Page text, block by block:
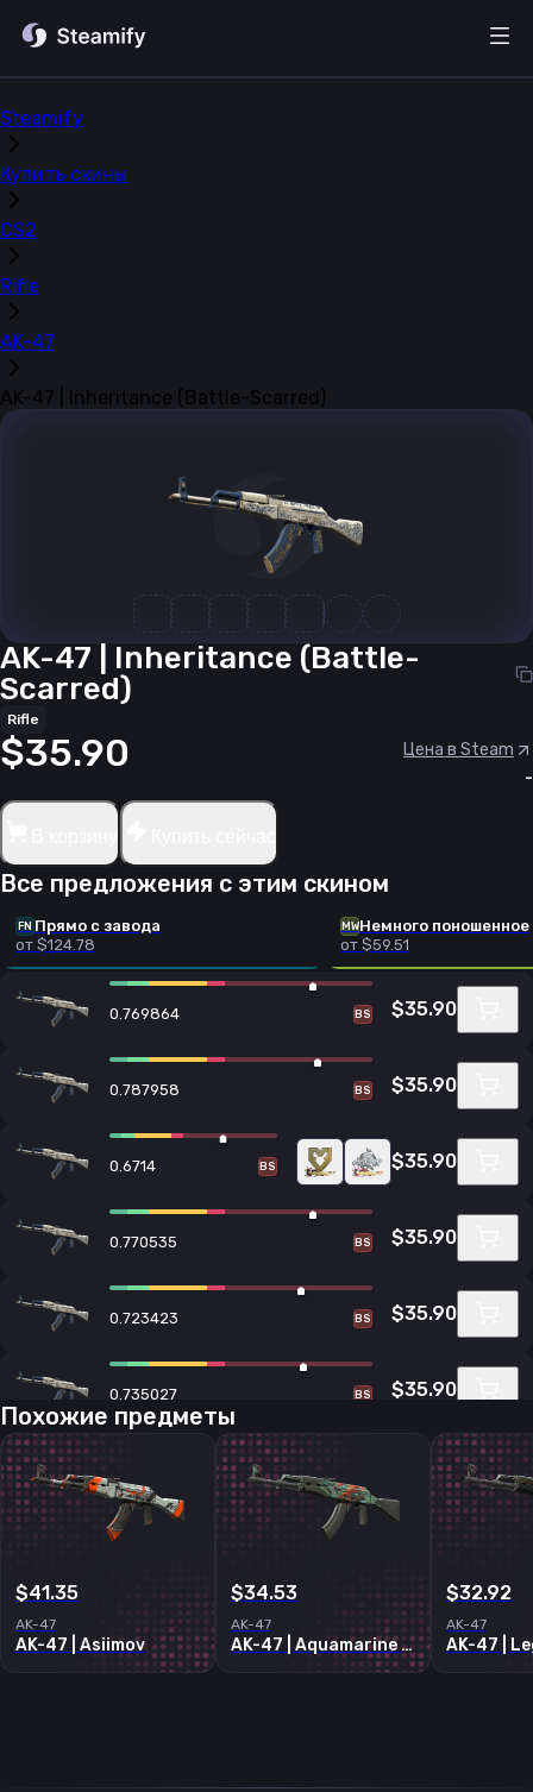
Steamify
Купить скины
CS2
Rifle
AK-47
AK-47 | Inheritance (Battle-Scarred)
AK-47 | Inheritance (Battle-
Scarred)
Rifle
$35.90
Цена в Steam
-
Все предложения с этим скином
FN Прямо с завода
от $124.78
MWНемного поношенное
от $59.51
0.769864 BS $35.90
0.787958 BS $35.90
0.6714 BS $35.90
0.770535 BS $35.90
0.723423 BS $35.90
0.735027 BS $35.90
$35.90
0.787452
Похожие предметы
$41.35
AK-47
AK-47 | Asiimov
$34.53
AK-47
AK-47 | Aquamarine Revenge
$32.92
AK-47